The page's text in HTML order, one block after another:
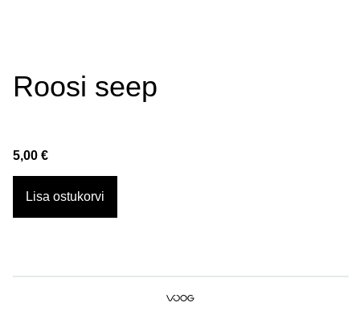
Roosi seep
5,00 €
Lisa ostukorvi